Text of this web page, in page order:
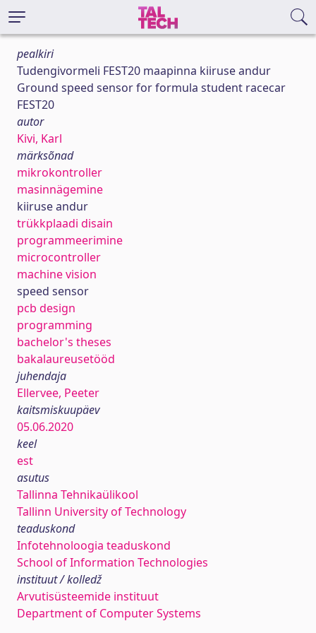
pealkiri
Tudengivormeli FEST20 maapinna kiiruse andur
Ground speed sensor for formula student racecar
FEST20
autor
Kivi, Karl
märksõnad
mikrokontroller
masinnägemine
kiiruse andur
trükkplaadi disain
programmeerimine
microcontroller
machine vision
speed sensor
pcb design
programming
bachelor's theses
bakalaureusetööd
juhendaja
Ellervee, Peeter
kaitsmiskuupäev
05.06.2020
keel
est
asutus
Tallinna Tehnikaülikool
Tallinn University of Technology
teaduskond
Infotehnoloogia teaduskond
School of Information Technologies
instituut / kolledž
Arvutisüsteemide instituut
Department of Computer Systems